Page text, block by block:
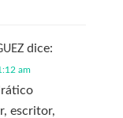
dice:
am
escritor,